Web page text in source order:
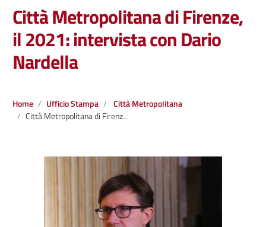
Città Metropolitana di Firenze,
il 2021: intervista con Dario
Nardella
Home Ufficio Stampa
Città Metropolitana
Città Metropolitana di Firenze, il 2021: intervista con Dario Nardella